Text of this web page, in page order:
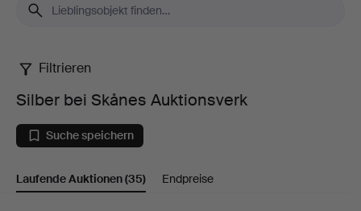
Silber
bei
Skånes
Auktionsverk
Filtrieren
Silber bei Skånes Auktionsverk
Suche speichern
Laufende Auktionen(35) Endpreise